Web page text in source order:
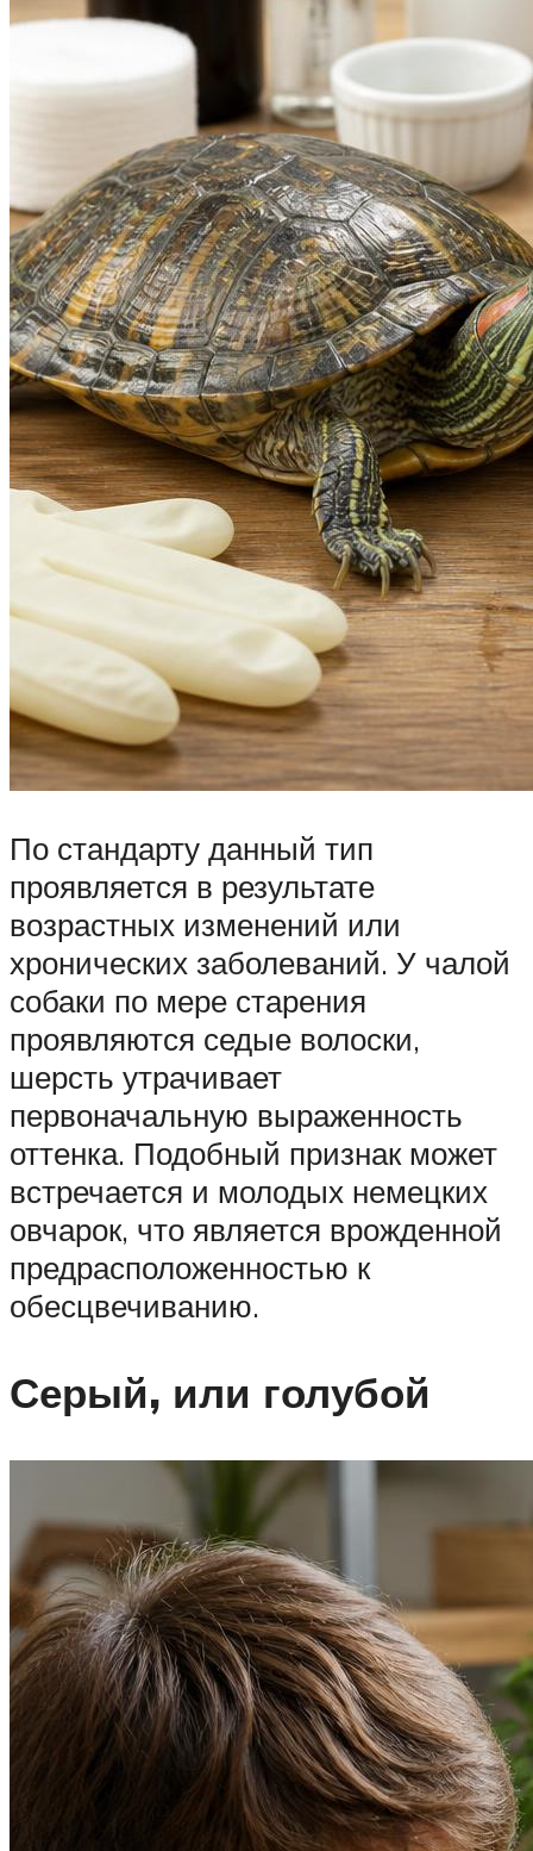
По стандарту данный тип
проявляется в результате
возрастных изменений или
хронических заболеваний. У чалой
собаки по мере старения
проявляются седые волоски,
шерсть утрачивает
первоначальную выраженность
оттенка. Подобный признак может
встречается и молодых немецких
овчарок, что является врожденной
предрасположенностью к
обесцвечиванию.
Серый, или голубой